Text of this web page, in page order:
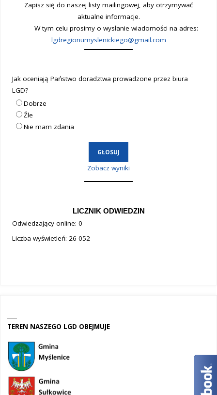
Zapisz się do naszej listy mailingowej, aby otrzymywać
aktualne informacje.
W tym celu prosimy o wysłanie wiadomości na adres:
lgdregionumyslenickiego@gmail.com
Jak oceniają Państwo doradztwa prowadzone przez biura
LGD?
Dobrze
Źle
Nie mam zdania
Zobacz wyniki
LICZNIK ODWIEDZIN
Odwiedzający online: 0
Liczba wyświetleń: 26 052
TEREN NASZEGO LGD OBEJMUJE